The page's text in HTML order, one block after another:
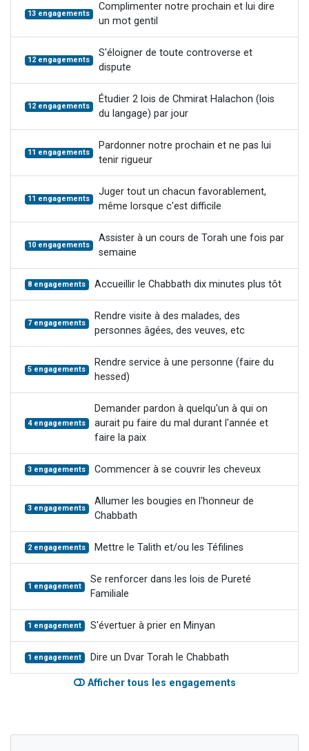
13 engagements
Complimenter notre prochain et lui dire
un mot gentil
12 engagements
S'éloigner de toute controverse et
dispute
12 engagements
Étudier 2 lois de Chmirat Halachon (lois
du langage) par jour
11 engagements
Pardonner notre prochain et ne pas lui
tenir rigueur
11 engagements
Juger tout un chacun favorablement,
même lorsque c'est difficile
10 engagements
Assister à un cours de Torah une fois par
semaine
8 engagements Accueillir le Chabbath dix minutes plus tôt
7 engagements
Rendre visite à des malades, des
personnes âgées, des veuves, etc
5 engagements
Rendre service à une personne (faire du
hessed)
4 engagements
Demander pardon à quelqu'un à qui on
aurait pu faire du mal durant l'année et
faire la paix
3 engagements Commencer à se couvrir les cheveux
3 engagements
Allumer les bougies en l'honneur de
Chabbath
2 engagements Mettre le Talith et/ou les Téfilines
1 engagement
Se renforcer dans les lois de Pureté
Familiale
1 engagement S'évertuer à prier en Minyan
1 engagement Dire un Dvar Torah le Chabbath
Afficher tous les engagements